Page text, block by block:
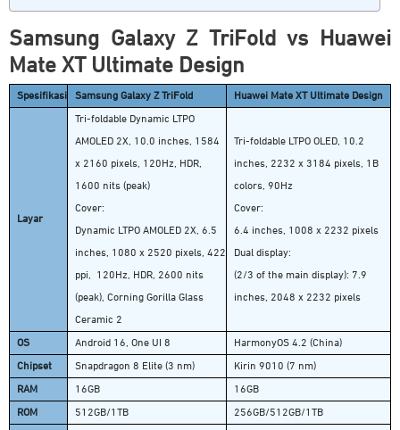
Samsung Galaxy Z TriFold vs Huawei
Mate XT Ultimate Design
Spesifikasi Samsung Galaxy Z TriFold Huawei Mate XT Ultimate Design
Layar
Tri-foldable Dynamic LTPO
AMOLED 2X, 10.0 inches, 1584
x 2160 pixels, 120Hz, HDR,
1600 nits (peak)
Cover:
Dynamic LTPO AMOLED 2X, 6.5
inches, 1080 x 2520 pixels, 422
ppi, 120Hz, HDR, 2600 nits
(peak), Corning Gorilla Glass
Ceramic 2
Tri-foldable LTPO OLED, 10.2
inches, 2232 x 3184 pixels, 1B
colors, 90Hz
Cover:
6.4 inches, 1008 x 2232 pixels
Dual display:
(2/3 of the main display): 7.9
inches, 2048 x 2232 pixels
OS Android 16, One UI 8 HarmonyOS 4.2 (China)
Chipset Snapdragon 8 Elite (3 nm) Kirin 9010 (7 nm)
RAM 16GB 16GB
ROM 512GB/1TB 256GB/512GB/1TB